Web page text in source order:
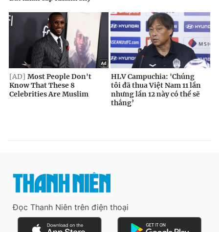
Đọc Thanh Niên trên điện thoại